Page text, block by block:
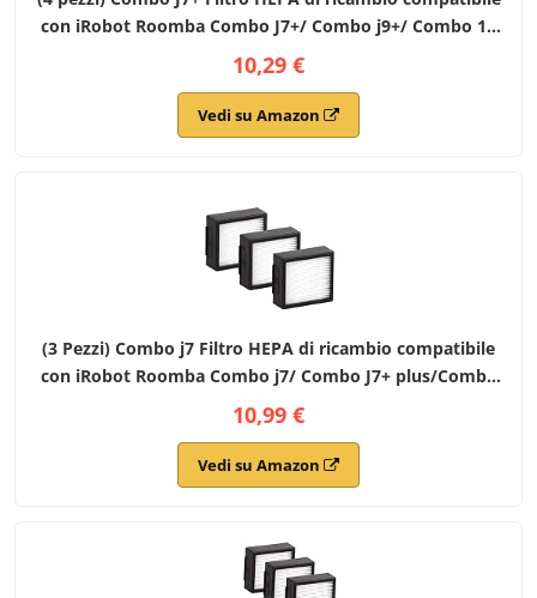
con iRobot Roomba Combo J7+/ Combo j9+/ Combo 10
Max Robot aspirapolvere Filtri HEPA Kit di accessori
10,29 €
Vedi su Amazon
(3 Pezzi) Combo j7 Filtro HEPA di ricambio compatibile
con iRobot Roomba Combo j7/ Combo J7+ plus/Combo
j9+/ Combo 10 Max, Parti per Aspirapolvere (NON PER
Combo j5 j5+, Roomba j7/ j7+ Plus)
10,99 €
Vedi su Amazon